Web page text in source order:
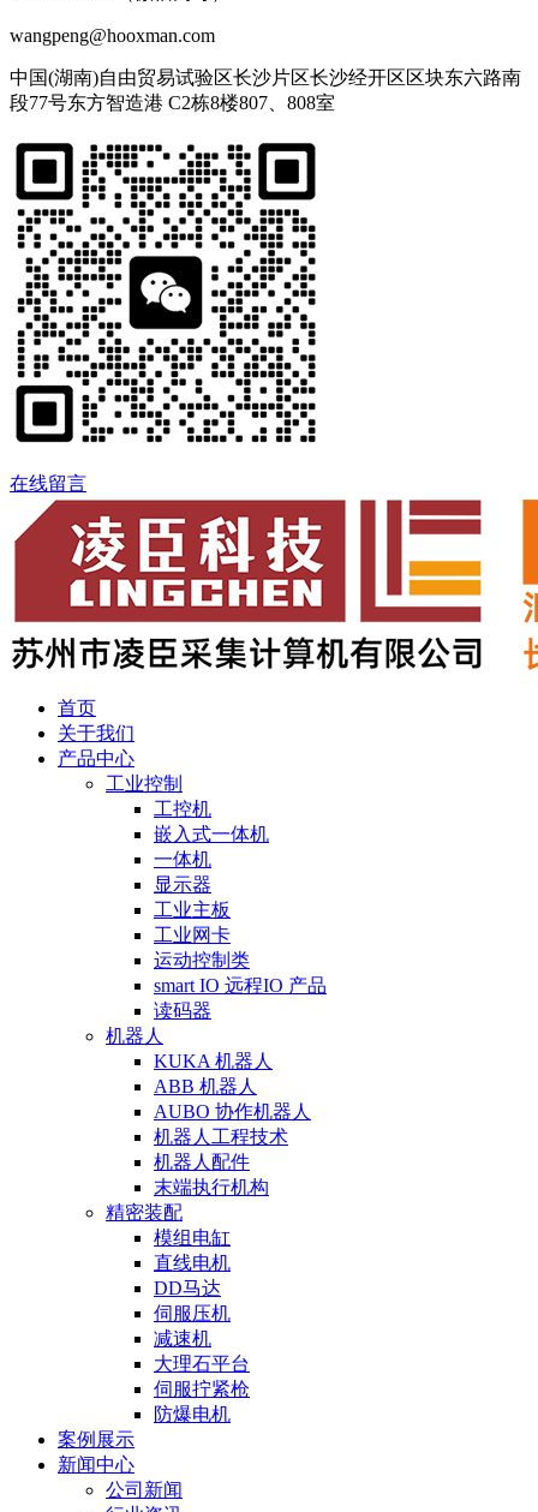
wangpeng@hooxman.com
中国(湖南)自由贸易试验区长沙片区长沙经开区区块东六路南
段77号东方智造港 C2栋8楼807、808室
在线留言
首页
关于我们
产品中心
工业控制
工控机
嵌入式一体机
一体机
显示器
工业主板
工业网卡
运动控制类
smart IO 远程IO 产品
读码器
机器人
KUKA 机器人
ABB 机器人
AUBO 协作机器人
机器人工程技术
机器人配件
末端执行机构
精密装配
模组电缸
直线电机
DD马达
伺服压机
减速机
大理石平台
伺服拧紧枪
防爆电机
案例展示
新闻中心
公司新闻